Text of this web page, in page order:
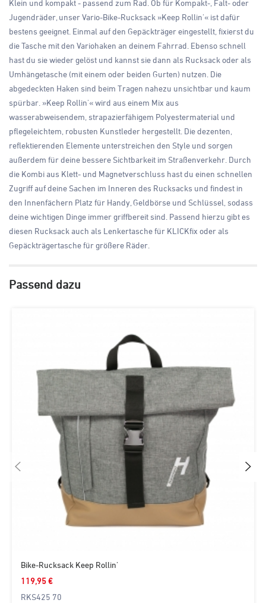
Klein und kompakt - passend zum Rad. Ob für Kompakt-, Falt- oder
Jugendräder, unser Vario-Bike-Rucksack »Keep Rollin'« ist dafür
bestens geeignet. Einmal auf den Gepäckträger eingestellt, fixierst du
die Tasche mit den Variohaken an deinem Fahrrad. Ebenso schnell
hast du sie wieder gelöst und kannst sie dann als Rucksack oder als
Umhängetasche (mit einem oder beiden Gurten) nutzen. Die
abgedeckten Haken sind beim Tragen nahezu unsichtbar und kaum
spürbar. »Keep Rollin'« wird aus einem Mix aus
wasserabweisendem, strapazierfähigem Polyestermaterial und
pflegeleichtem, robusten Kunstleder hergestellt. Die dezenten,
reflektierenden Elemente unterstreichen den Style und sorgen
außerdem für deine bessere Sichtbarkeit im Straßenverkehr. Durch
die Kombi aus Klett- und Magnetverschluss hast du einen schnellen
Zugriff auf deine Sachen im Inneren des Rucksacks und findest in
den Innenfächern Platz für Handy, Geldbörse und Schlüssel, sodass
deine wichtigen Dinge immer griffbereit sind. Passend hierzu gibt es
diesen Rucksack auch als Lenkertasche für KLICKfix oder als
Gepäckträgertasche für größere Räder.
Passend dazu
Bike-Rucksack Keep Rollin'
119,95 €
RKS425 70